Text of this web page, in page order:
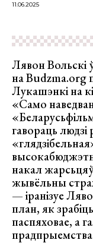
11.06.2025
Лявон
на Budzma.org
Лукашэнкі на
«Cамо
гавораць людзі
накал
жывёльны
— іранізуе
план, як
паспяховае, а